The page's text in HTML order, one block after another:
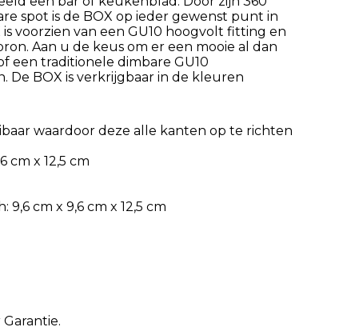
spot is de BOX op ieder gewenst punt in
voorzien van een GU10 hoogvolt fitting en
Aan u de keus om er een mooie al dan
een traditionele dimbare GU10
De BOX is verkrijgbaar in de kleuren
waardoor deze alle kanten op te richten
cm x 12,5 cm
cm x 9,6 cm x 12,5 cm